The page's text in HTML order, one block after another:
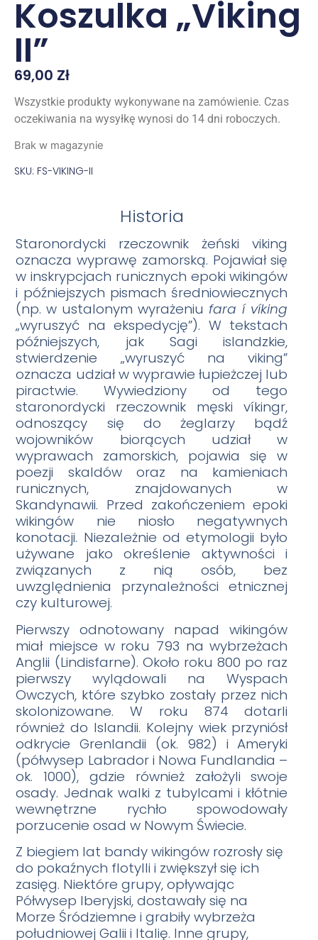
Koszulka „Viking
II”
69,00 Zł
Wszystkie produkty wykonywane na zamówienie. Czas
oczekiwania na wysyłkę wynosi do 14 dni roboczych.
Brak w magazynie
SKU: FS-VIKING-II
Historia
Staronordycki rzeczownik żeński viking
oznacza wyprawę zamorską. Pojawiał się
w inskrypcjach runicznych epoki wikingów
i późniejszych pismach średniowiecznych
(np. w ustalonym wyrażeniu fara í víking
„wyruszyć na ekspedycję”). W tekstach
późniejszych, jak Sagi islandzkie,
stwierdzenie „wyruszyć na viking”
oznacza udział w wyprawie łupieżczej lub
piractwie. Wywiedziony od tego
staronordycki rzeczownik męski víkingr,
odnoszący się do żeglarzy bądź
wojowników biorących udział w
wyprawach zamorskich, pojawia się w
poezji skaldów oraz na kamieniach
runicznych, znajdowanych w
Skandynawii. Przed zakończeniem epoki
wikingów nie niosło negatywnych
konotacji. Niezależnie od etymologii było
używane jako określenie aktywności i
związanych z nią osób, bez
uwzględnienia przynależności etnicznej
czy kulturowej.
Pierwszy odnotowany napad wikingów
miał miejsce w roku 793 na wybrzeżach
Anglii (Lindisfarne). Około roku 800 po raz
pierwszy wylądowali na Wyspach
Owczych, które szybko zostały przez nich
skolonizowane. W roku 874 dotarli
również do Islandii. Kolejny wiek przyniósł
odkrycie Grenlandii (ok. 982) i Ameryki
(półwysep Labrador i Nowa Fundlandia –
ok. 1000), gdzie również założyli swoje
osady. Jednak walki z tubylcami i kłótnie
wewnętrzne rychło spowodowały
porzucenie osad w Nowym Świecie.
Z biegiem lat bandy wikingów rozrosły się
do pokaźnych flotylli i zwiększył się ich
zasięg. Niektóre grupy, opływając
Półwysep Iberyjski, dostawały się na
Morze Śródziemne i grabiły wybrzeża
południowej Galii i Italię. Inne grupy,